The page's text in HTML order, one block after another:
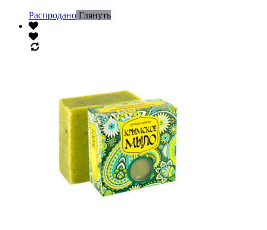
Распродано Глянуть